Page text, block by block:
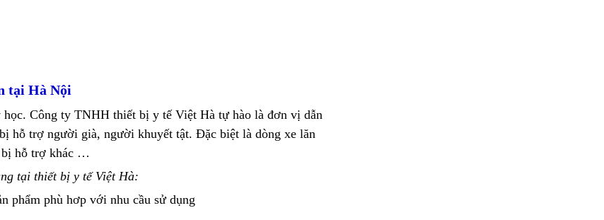
tại Hà Nội
Công ty TNHH thiết bị y tế Việt Hà tự hào là đơn vị dẫn
hỗ trợ người già, người khuyết tật. Đặc biệt là dòng xe lăn
bị hỗ trợ khác …
tại thiết bị y tế Việt Hà:
phẩm phù hơp với nhu cầu sử dụng